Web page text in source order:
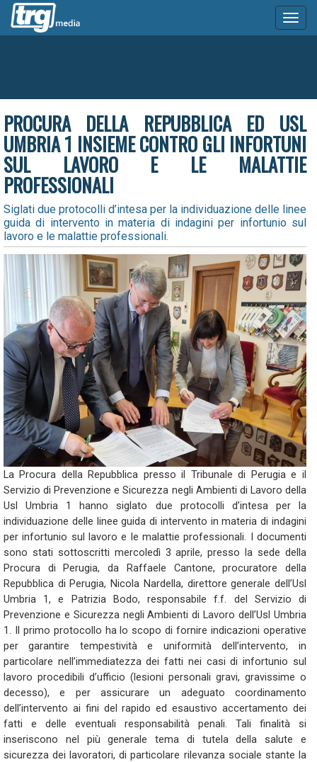
PROCURA DELLA REPUBBLICA ED USL
UMBRIA 1 INSIEME CONTRO GLI INFORTUNI
SUL LAVORO E LE MALATTIE
PROFESSIONALI
Siglati due protocolli d’intesa per la individuazione delle linee
guida di intervento in materia di indagini per infortunio sul
lavoro e le malattie professionali.
La Procura della Repubblica presso il Tribunale di Perugia e il
Servizio di Prevenzione e Sicurezza negli Ambienti di Lavoro della
Usl Umbria 1 hanno siglato due protocolli d’intesa per la
individuazione delle linee guida di intervento in materia di indagini
per infortunio sul lavoro e le malattie professionali. I documenti
sono stati sottoscritti mercoledì 3 aprile, presso la sede della
Procura di Perugia, da Raffaele Cantone, procuratore della
Repubblica di Perugia, Nicola Nardella, direttore generale dell’Usl
Umbria 1, e Patrizia Bodo, responsabile f.f. del Servizio di
Prevenzione e Sicurezza negli Ambienti di Lavoro dell’Usl Umbria
1. Il primo protocollo ha lo scopo di fornire indicazioni operative
per garantire tempestività e uniformità dell’intervento, in
particolare nell’immediatezza dei fatti nei casi di infortunio sul
lavoro procedibili d’ufficio (lesioni personali gravi, gravissime o
decesso), e per assicurare un adeguato coordinamento
dell’intervento ai fini del rapido ed esaustivo accertamento dei
fatti e delle eventuali responsabilità penali. Tali finalità si
inseriscono nel più generale tema di tutela della salute e
sicurezza dei lavoratori, di particolare rilevanza sociale stante la